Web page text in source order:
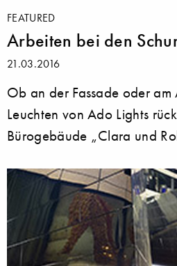
FEATURED
Arbeiten bei den
21.03.2016
Ob an der Fassade oder
Leuchten von Ado Lights
Bürogebäude „Clara und